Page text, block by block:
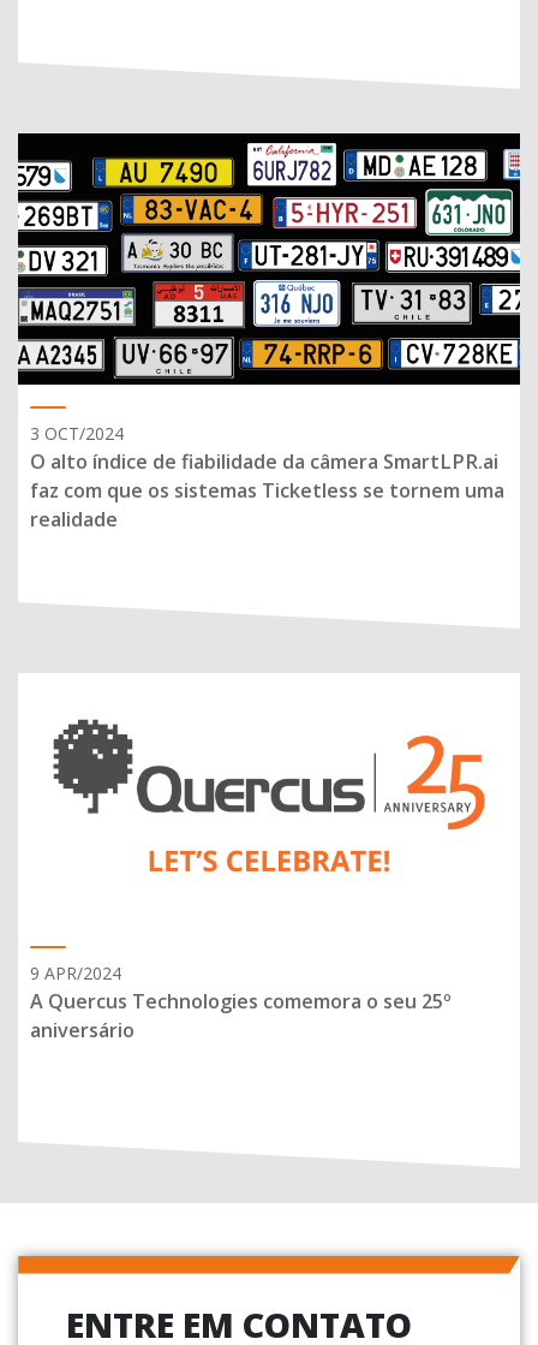
3 OCT/2024
O alto índice de fiabilidade da câmera SmartLPR.ai
faz com que os sistemas Ticketless se tornem uma
realidade
9 APR/2024
A Quercus Technologies comemora o seu 25º
aniversário
ENTRE EM CONTATO